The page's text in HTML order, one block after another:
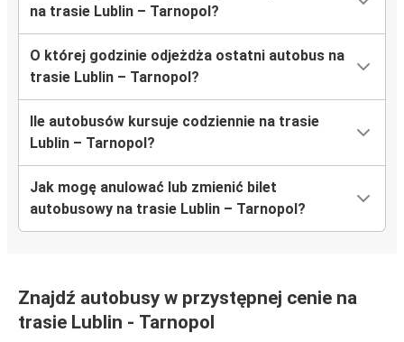
na trasie Lublin – Tarnopol?
O której godzinie odjeżdża ostatni autobus na
trasie Lublin – Tarnopol?
Ile autobusów kursuje codziennie na trasie
Lublin – Tarnopol?
Jak mogę anulować lub zmienić bilet
autobusowy na trasie Lublin – Tarnopol?
Znajdź autobusy w przystępnej cenie na
trasie Lublin - Tarnopol